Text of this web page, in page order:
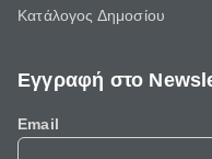
Κατάλογος Δημοσίου
Εγγραφή στο
Email